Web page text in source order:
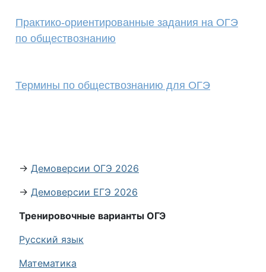
Практико-ориентированные задания на ОГЭ
по обществознанию
Термины по обществознанию для ОГЭ
→ Демоверсии ОГЭ 2026
→ Демоверсии ЕГЭ 2026
Тренировочные варианты ОГЭ
Русский язык
Математика